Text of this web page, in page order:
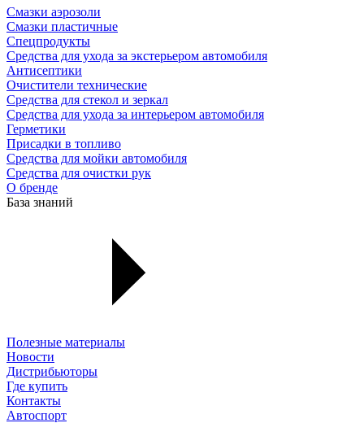
Смазки аэрозоли
Смазки пластичные
Спецпродукты
Средства для ухода за экстерьером автомобиля
Антисептики
Очистители технические
Средства для стекол и зеркал
Средства для ухода за интерьером автомобиля
Герметики
Присадки в топливо
Средства для мойки автомобиля
Средства для очистки рук
О бренде
База знаний
Полезные материалы
Новости
Дистрибьюторы
Где купить
Контакты
Автоспорт